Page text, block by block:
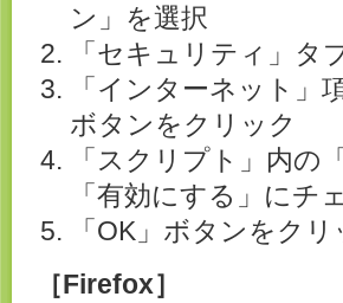
ン」を選択
「セキュリティ」タ
「インターネット」
ボタンをクリック
「スクリプト」内の
「有効にする」にチ
「OK」ボタンをクリ
［Firefox］